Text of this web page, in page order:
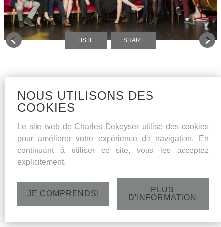
LISTE SHARE
NOUS UTILISONS DES
COOKIES
Le site web de Charles Dekeyser utilise des cookies
pour améliorer votre expérience de navigation. En
continuant à utiliser ce site, vous les acceptez
explicitement.
JE COMPRENDS!
PLUS
D'INFORMATION